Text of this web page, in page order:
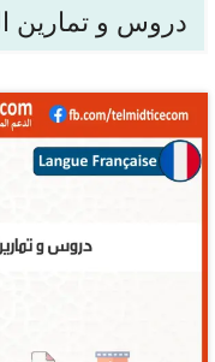
دروس و تمارين